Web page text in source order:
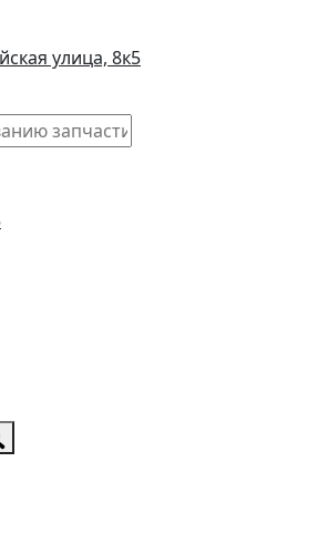
улица, 8к5